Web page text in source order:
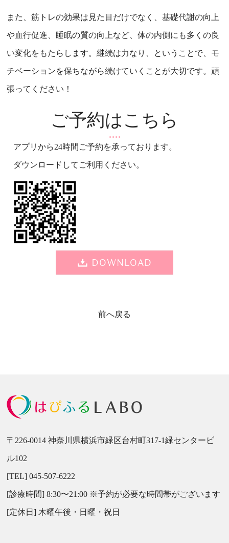
また、筋トレの効果は見た目だけでなく、基礎代謝の向上
や血行促進、睡眠の質の向上など、体の内側にも多くの良
い変化をもたらします。継続は力なり、ということで、モ
チベーションを保ちながら続けていくことが大切です。頑
張ってください！
ご予約はこちら
アプリから24時間ご予約を承っております。
ダウンロードしてご利用ください。
DOWNLOAD
前へ戻る
〒226-0014 神奈川県横浜市緑区台村町317-1緑センタービ
ル102
[TEL] 045-507-6222
[診療時間] 8:30〜21:00 ※予約が必要な時間帯がございます
[定休日] 木曜午後・日曜・祝日